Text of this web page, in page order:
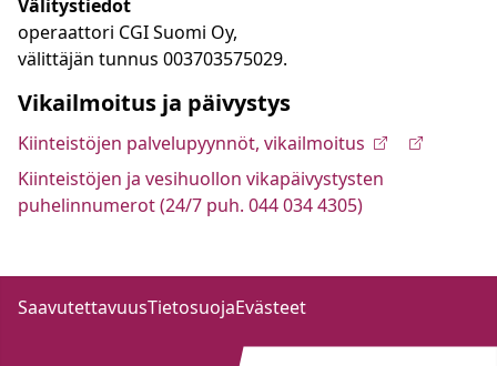
Välitystiedot
operaattori CGI Suomi Oy,
välittäjän tunnus 003703575029.
Vikailmoitus ja päivystys
Kiinteistöjen palvelupyynnöt, vikailmoitus
Kiinteistöjen ja vesihuollon vikapäivystysten
puhelinnumerot (24/7 puh. 044 034 4305)
SaavutettavuusTietosuojaEvästeet